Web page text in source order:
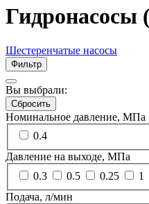
Гидронасосы
Шестеренчатые насосы
Фильтр
Вы выбрали:
Сбросить
Номинальное давление, МПа
0.4
Давление на выходе, МПа
0.3
0.5 0.25 1
Подача, л/мин